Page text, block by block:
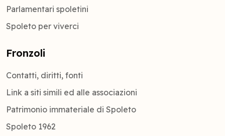
Parlamentari spoletini
Spoleto per viverci
Fronzoli
Contatti, diritti, fonti
Link a siti simili ed alle associazioni
Patrimonio immateriale di Spoleto
Spoleto 1962